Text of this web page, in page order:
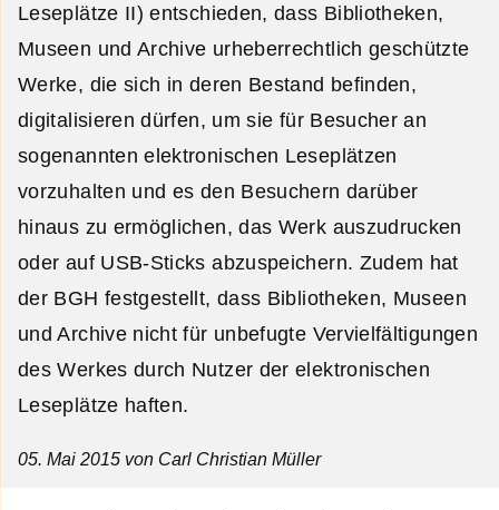
Leseplätze II) entschieden, dass Bibliotheken,
Museen und Archive urheberrechtlich geschützte
Werke, die sich in deren Bestand befinden,
digitalisieren dürfen, um sie für Besucher an
sogenannten elektronischen Leseplätzen
vorzuhalten und es den Besuchern darüber
hinaus zu ermöglichen, das Werk auszudrucken
oder auf USB-Sticks abzuspeichern. Zudem hat
der BGH festgestellt, dass Bibliotheken, Museen
und Archive nicht für unbefugte Vervielfältigungen
des Werkes durch Nutzer der elektronischen
Leseplätze haften.
05. Mai 2015 von Carl Christian Müller